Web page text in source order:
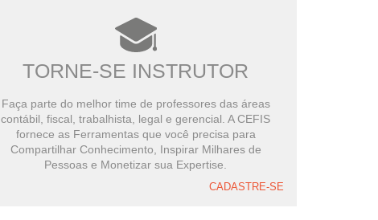
TORNE-SE INSTRUTOR
Faça parte do melhor time de professores das áreas
contábil, fiscal, trabalhista, legal e gerencial. A CEFIS
fornece as Ferramentas que você precisa para
Compartilhar Conhecimento, Inspirar Milhares de
Pessoas e Monetizar sua Expertise.
CADASTRE-SE